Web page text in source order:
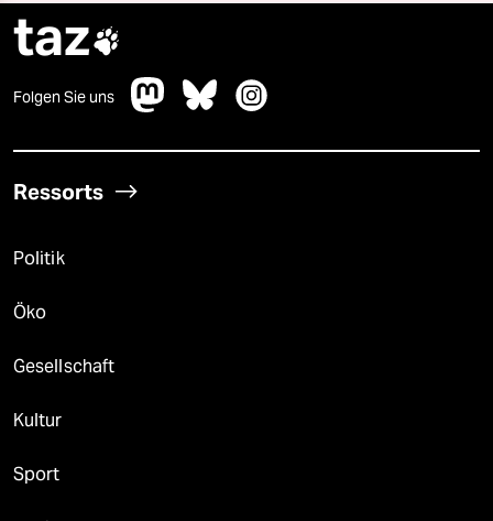
taz
Folgen Sie uns
Ressorts
Politik
Öko
Gesellschaft
Kultur
Sport